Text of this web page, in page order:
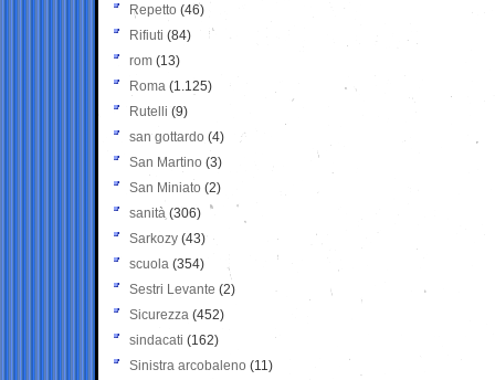
Repetto (46)
Rifiuti (84)
rom (13)
Roma (1.125)
Rutelli (9)
san gottardo (4)
San Martino (3)
San Miniato (2)
sanità (306)
Sarkozy (43)
scuola (354)
Sestri Levante (2)
Sicurezza (452)
sindacati (162)
Sinistra arcobaleno (11)